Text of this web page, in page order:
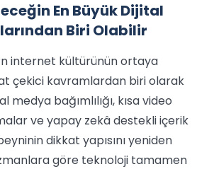
En Büyük Dijital
Biri Olabilir
internet kültürünün ortaya
çekici kavramlardan biri olarak
medya bağımlılığı, kısa video
ve yapay zekâ destekli içerik
dikkat yapısını yeniden
göre teknoloji tamamen